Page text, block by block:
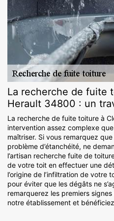
La recherche de fuite
Herault 34800 : un
La recherche de fuite toiture à
intervention assez complexe
maîtriser. Si vous remarquez
problème d’étanchéité, ne
l’artisan recherche fuite de
de votre toit en effectuer une
l’origine de l’infiltration de votre
pour éviter que les dégâts ne
remarquerez les premiers
notre établissement et